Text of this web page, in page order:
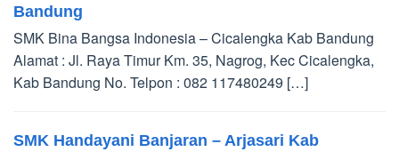
Bandung
SMK Bina Bangsa Indonesia – Cicalengka Kab Bandung
Alamat : Jl. Raya Timur Km. 35, Nagrog, Kec Cicalengka,
Kab Bandung No. Telpon : 082 117480249 […]
SMK Handayani Banjaran – Arjasari Kab